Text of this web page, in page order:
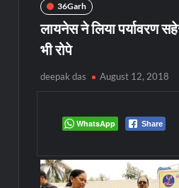
36Garh
लायनेस ने लिया पर्यावरण
भी रोपे
deepak das August 12, 2018
WhatsApp Share